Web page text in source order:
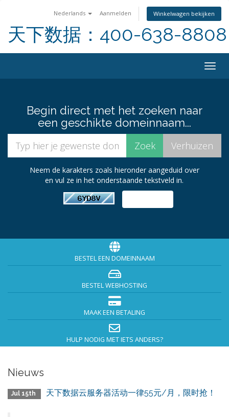
Nederlands Aanmelden Winkelwagen bekijken
天下数据：400-638-8808
Begin direct met het zoeken naar
een geschikte domeinnaam...
Neem de karakters zoals hieronder aangeduid over
en vul ze in het onderstaande tekstveld in.
BESTEL EEN DOMEINNAAM
BESTEL WEBHOSTING
MAAK EEN BETALING
HULP NODIG MET IETS ANDERS?
Nieuws
Jul 15th 天下数据云服务器活动一律55元/月，限时抢！